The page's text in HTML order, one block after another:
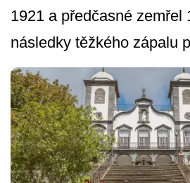
1921 a předčasné zemřel
následky těžkého zápalu